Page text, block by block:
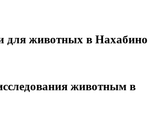
для животных в Нахабино
животным в